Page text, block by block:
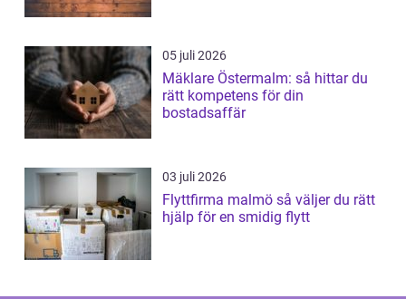
05 juli 2026
Mäklare Östermalm: så hittar du
rätt kompetens för din
bostadsaffär
03 juli 2026
Flyttfirma malmö så väljer du rätt
hjälp för en smidig flytt